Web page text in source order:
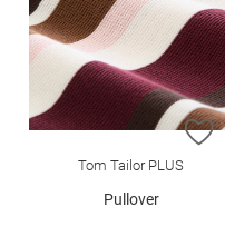
Tom Tailor PLUS
Pullover